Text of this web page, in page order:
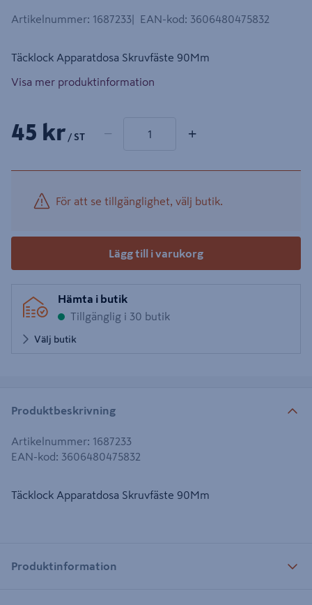
Artikelnummer: 1687233 EAN-kod: 3606480475832
Täcklock Apparatdosa Skruvfäste 90Mm
Visa mer produktinformation
45 kr / ST − +
För att se tillgänglighet, välj butik.
Lägg till i varukorg
Hämta i butik
Tillgänglig i 30 butik
Välj butik
Produktbeskrivning
Artikelnummer: 1687233
EAN-kod: 3606480475832
Täcklock Apparatdosa Skruvfäste 90Mm
Produktinformation